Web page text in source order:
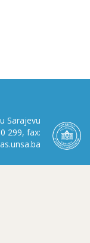
Sarajevu
299, fax: